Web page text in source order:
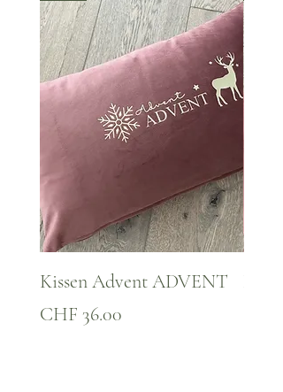
Kissen Advent ADVENT
Preis
CHF 36.00